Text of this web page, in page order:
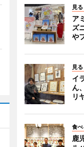
見
ア
ズ
や
見
イ
ん
リ
食べ
鹿